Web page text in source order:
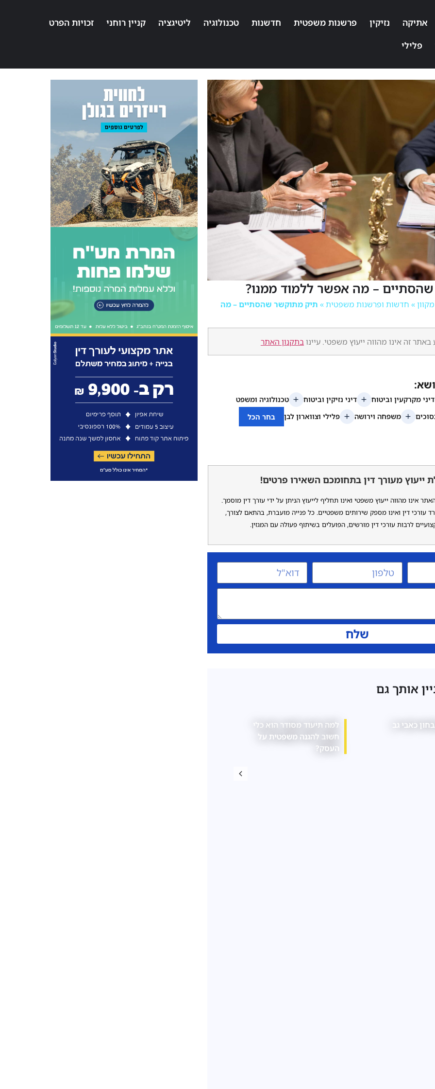
אתיקה נזיקין פרשנות משפטית חדשנות טכנולוגיה ליטיגציה קניין רוחני
זכויות הפרט
פלילי
– מה אפשר ללמוד ממנו?
» חדשות ופרשנות משפטית» תיק מתוקשר שהסתיים – מה
באתר זה אינו מהווה ייעוץ משפטי. עיינובתקנון האתר
ייעוץ מעורך דין בתחומכם השאירו פרטים!
אינו מהווה ייעוץ משפטי ואינו תחליף לייעוץ הניתן על ידי עורך דין מוסמך.
עורכי דין ואינו מספק שירותים משפטיים. כל פנייה מועברת, בהתאם לצורך,
לרבות עורכי דין מורשים, הפועלים בשיתוף פעולה עם המגזין.
שלח
אותך גם
באבחון לקויות למידה
אילו חובות רגולטוריות חלות
על עסקים בתחום המזון?